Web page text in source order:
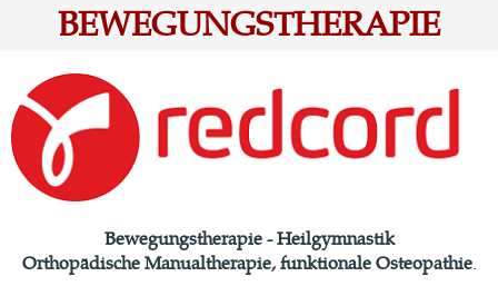
BEWEGUNGSTHERAPIE
Bewegungstherapie - Heilgymnastik
Orthopädische Manualtherapie, funktionale Osteopathie.